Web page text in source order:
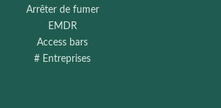
Arrêter de fumer
EMDR
Access bars
# Entreprises